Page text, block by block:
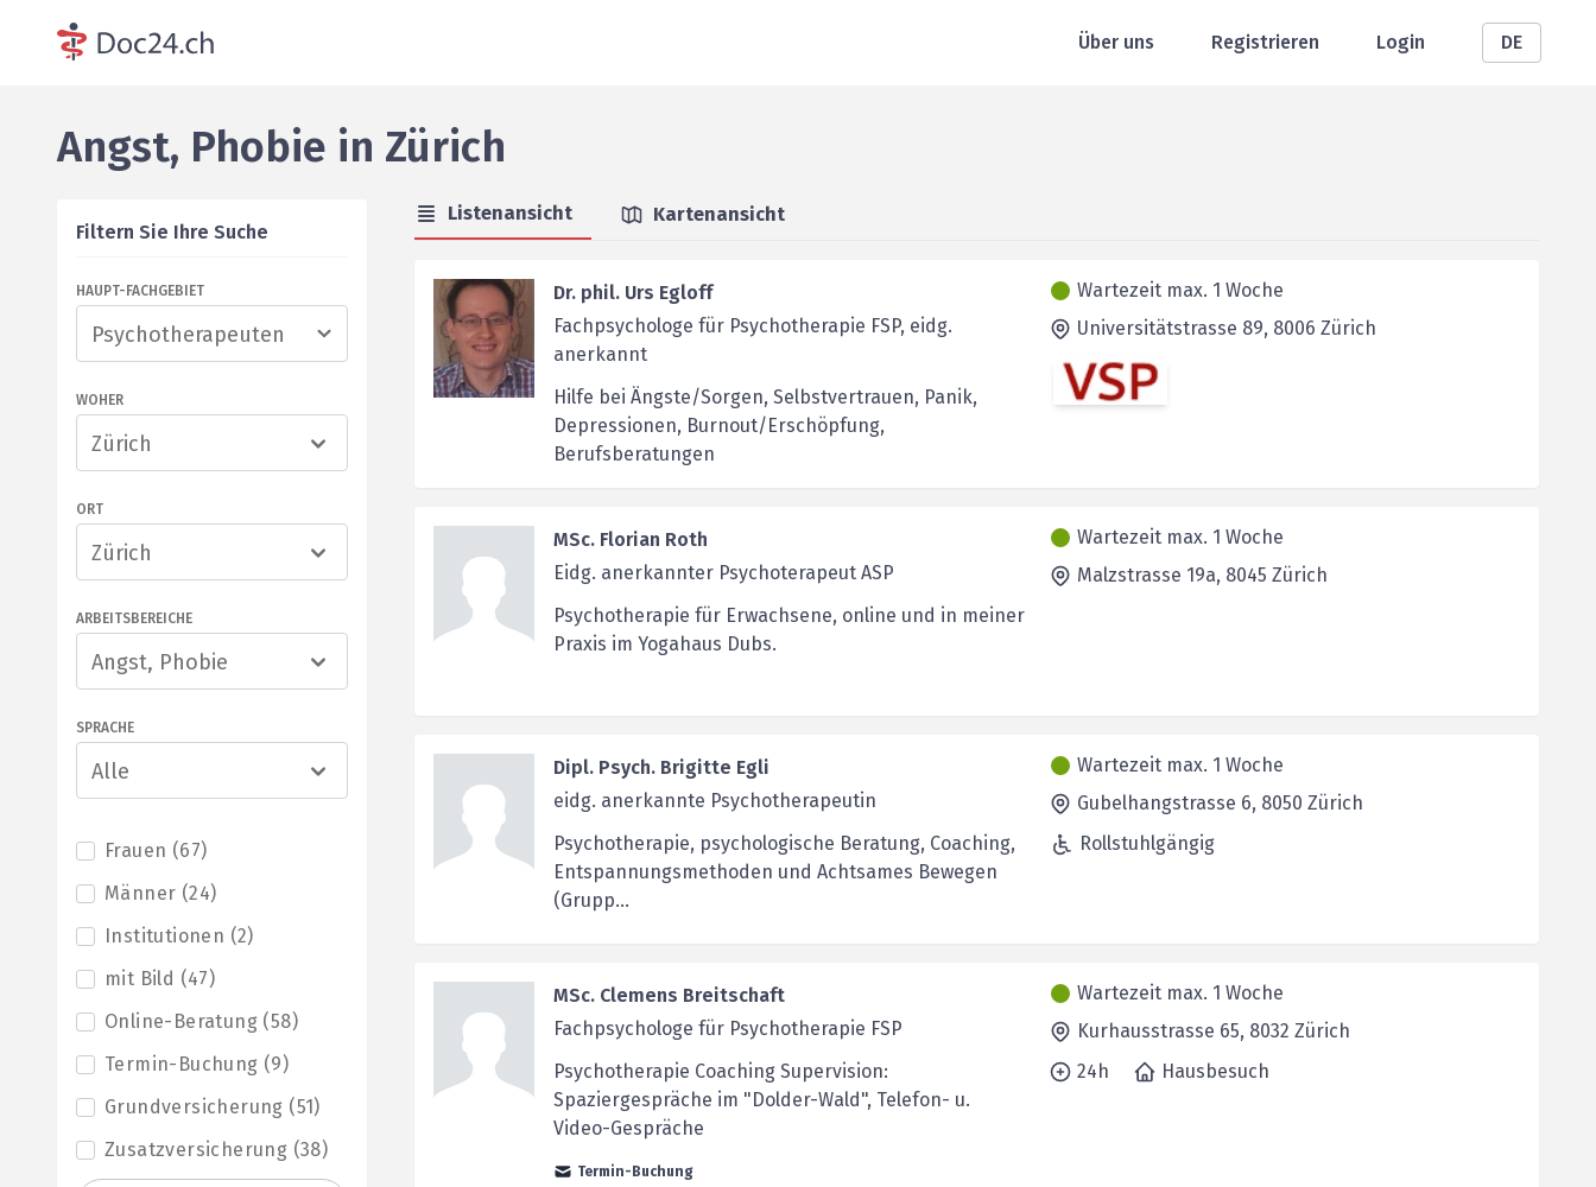
Über uns Registrieren Login DE
Angst, Phobie in Zürich
Filtern Sie Ihre Suche
HAUPT-FACHGEBIET
WOHER
Zürich
ORT
Zürich
ARBEITSBEREICHE
Angst, Phobie
SPRACHE
Alle
Frauen (67)
Männer (24)
Institutionen (2)
mit Bild (47)
Online-Beratung (58)
Termin-Buchung (9)
Grundversicherung (51)
Zusatzversicherung (38)
Listenansicht Kartenansicht
Dr. phil. Urs Egloff
Fachpsychologe für Psychotherapie FSP, eidg.
anerkannt
Hilfe bei Ängste/Sorgen, Selbstvertrauen, Panik,
Depressionen, Burnout/Erschöpfung,
Berufsberatungen
Wartezeit max. 1 Woche
Universitätstrasse 89, 8006 Zürich
MSc. Florian Roth
Eidg. anerkannter Psychoterapeut ASP
Psychotherapie für Erwachsene, online und in meiner
Praxis im Yogahaus Dubs.
Wartezeit max. 1 Woche
Malzstrasse 19a, 8045 Zürich
Dipl. Psych. Brigitte Egli
eidg. anerkannte Psychotherapeutin
Psychotherapie, psychologische Beratung, Coaching,
Entspannungsmethoden und Achtsames Bewegen
(Grupp...
Wartezeit max. 1 Woche
Gubelhangstrasse 6, 8050 Zürich
Rollstuhlgängig
MSc. Clemens Breitschaft
Fachpsychologe für Psychotherapie FSP
Psychotherapie Coaching Supervision:
Spaziergespräche im "Dolder-Wald", Telefon- u.
Video-Gespräche
Termin-Buchung
Wartezeit max. 1 Woche
Kurhausstrasse 65, 8032 Zürich
24h
Hausbesuch